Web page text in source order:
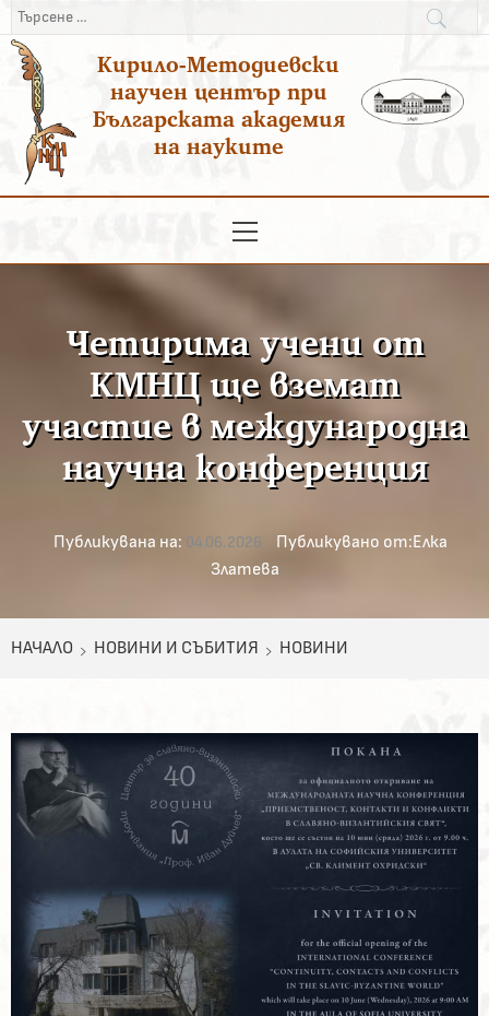
Преминаване
към
съдържанието
Търсене
за:
Кирило-Методиевски
научен център при
Българската академия
на науките
меню
Четирима учени от
КМНЦ ще вземат
участие в международна
научна конференция
Публикувана на: 04.06.2026 Публикувано от:Елка
Златева
НАЧАЛО НОВИНИ И СЪБИТИЯ НОВИНИ